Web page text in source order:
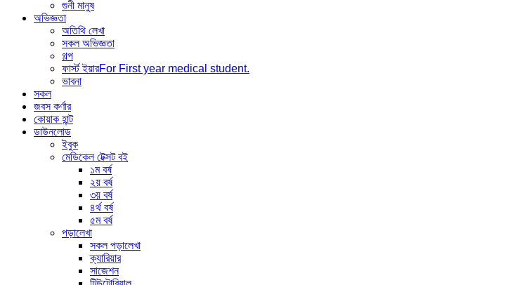
গুনী মানুষ
অভিজ্ঞতা
অতিথি লেখা
সকল অভিজ্ঞতা
গল্প
ফার্স্ট ইয়ারFor First year medical student.
ভাবনা
সকল
জবস কর্ণার
কোয়াক হান্ট
ডাউনলোড
ইবুক
মেডিকেল টেক্সট বই
১ম বর্ষ
২য় বর্ষ
৩য় বর্ষ
৪র্থ বর্ষ
৫ম বর্ষ
পড়ালেখা
সকল পড়ালেখা
ক্যারিয়ার
সাজেশন